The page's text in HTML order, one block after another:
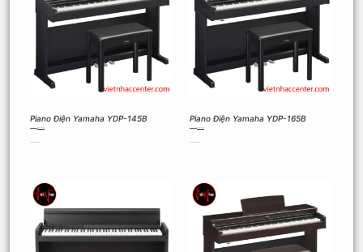
Piano Điện Yamaha YDP-145B Piano Điện Yamaha YDP-165B